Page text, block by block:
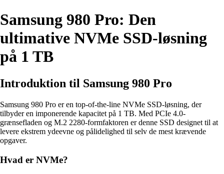
Samsung 980 Pro: Den
ultimative NVMe SSD-løsning
på 1 TB
Introduktion til Samsung 980 Pro
Samsung 980 Pro er en top-of-the-line NVMe SSD-løsning, der
tilbyder en imponerende kapacitet på 1 TB. Med PCIe 4.0-
grænsefladen og M.2 2280-formfaktoren er denne SSD designet til at
levere ekstrem ydeevne og pålidelighed til selv de mest krævende
opgaver.
Hvad er NVMe?